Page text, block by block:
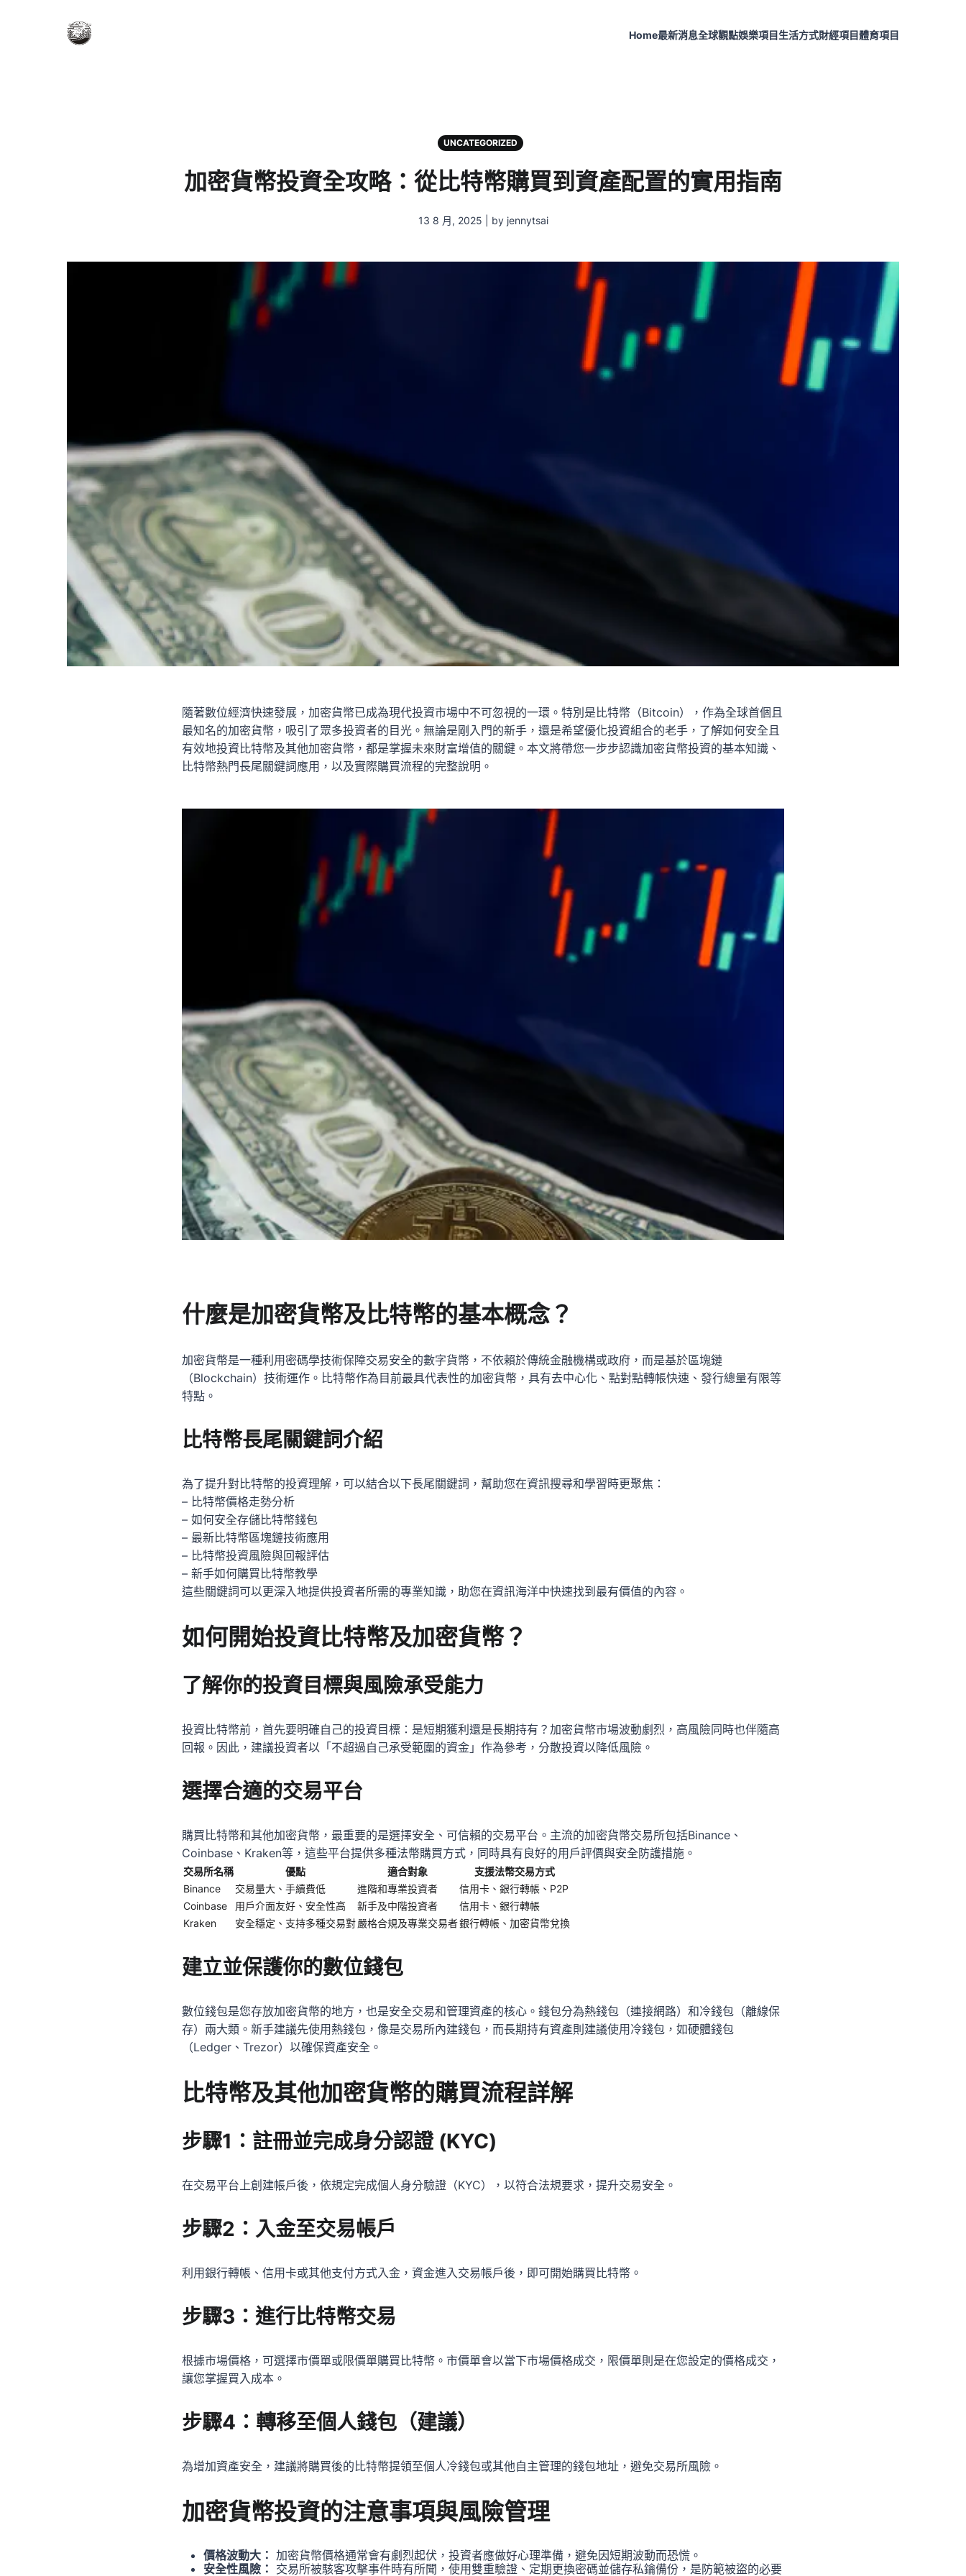
Home最新消息全球觀點娛樂項目生活方式財經項目體育項目
UNCATEGORIZED
加密貨幣投資全攻略：從比特幣購買到資產配置的實用指南
13 8 月, 2025 | by jennytsai
隨著數位經濟快速發展，加密貨幣已成為現代投資市場中不可忽視的一環。特別是比特幣（Bitcoin），作為全球首個且
最知名的加密貨幣，吸引了眾多投資者的目光。無論是剛入門的新手，還是希望優化投資組合的老手，了解如何安全且
有效地投資比特幣及其他加密貨幣，都是掌握未來財富增值的關鍵。本文將帶您一步步認識加密貨幣投資的基本知識、
比特幣熱門長尾關鍵詞應用，以及實際購買流程的完整說明。
什麼是加密貨幣及比特幣的基本概念？
加密貨幣是一種利用密碼學技術保障交易安全的數字貨幣，不依賴於傳統金融機構或政府，而是基於區塊鏈
（Blockchain）技術運作。比特幣作為目前最具代表性的加密貨幣，具有去中心化、點對點轉帳快速、發行總量有限等
特點。
比特幣長尾關鍵詞介紹
為了提升對比特幣的投資理解，可以結合以下長尾關鍵詞，幫助您在資訊搜尋和學習時更聚焦：
– 比特幣價格走勢分析
– 如何安全存儲比特幣錢包
– 最新比特幣區塊鏈技術應用
– 比特幣投資風險與回報評估
– 新手如何購買比特幣教學
這些關鍵詞可以更深入地提供投資者所需的專業知識，助您在資訊海洋中快速找到最有價值的內容。
如何開始投資比特幣及加密貨幣？
了解你的投資目標與風險承受能力
投資比特幣前，首先要明確自己的投資目標：是短期獲利還是長期持有？加密貨幣市場波動劇烈，高風險同時也伴隨高
回報。因此，建議投資者以「不超過自己承受範圍的資金」作為參考，分散投資以降低風險。
選擇合適的交易平台
購買比特幣和其他加密貨幣，最重要的是選擇安全、可信賴的交易平台。主流的加密貨幣交易所包括Binance、
Coinbase、Kraken等，這些平台提供多種法幣購買方式，同時具有良好的用戶評價與安全防護措施。
交易所名稱 優點 適合對象
支援法幣交易方式
Binance
交易量大、手續費低 進階和專業投資者
信用卡、銀行轉帳、P2P
Coinbase
用戶介面友好、安全性高 新手及中階投資者
信用卡、銀行轉帳
Kraken
安全穩定、支持多種交易對嚴格合規及專業交易者銀行轉帳、加密貨幣兌換
建立並保護你的數位錢包
數位錢包是您存放加密貨幣的地方，也是安全交易和管理資產的核心。錢包分為熱錢包（連接網路）和冷錢包（離線保
存）兩大類。新手建議先使用熱錢包，像是交易所內建錢包，而長期持有資產則建議使用冷錢包，如硬體錢包
（Ledger、Trezor）以確保資產安全。
比特幣及其他加密貨幣的購買流程詳解
步驟1：註冊並完成身分認證 (KYC)
在交易平台上創建帳戶後，依規定完成個人身分驗證（KYC），以符合法規要求，提升交易安全。
步驟2：入金至交易帳戶
利用銀行轉帳、信用卡或其他支付方式入金，資金進入交易帳戶後，即可開始購買比特幣。
步驟3：進行比特幣交易
根據市場價格，可選擇市價單或限價單購買比特幣。市價單會以當下市場價格成交，限價單則是在您設定的價格成交，
讓您掌握買入成本。
步驟4：轉移至個人錢包（建議）
為增加資產安全，建議將購買後的比特幣提領至個人冷錢包或其他自主管理的錢包地址，避免交易所風險。
加密貨幣投資的注意事項與風險管理
價格波動大： 加密貨幣價格通常會有劇烈起伏，投資者應做好心理準備，避免因短期波動而恐慌。
安全性風險： 交易所被駭客攻擊事件時有所聞，使用雙重驗證、定期更換密碼並儲存私鑰備份，是防範被盜的必要